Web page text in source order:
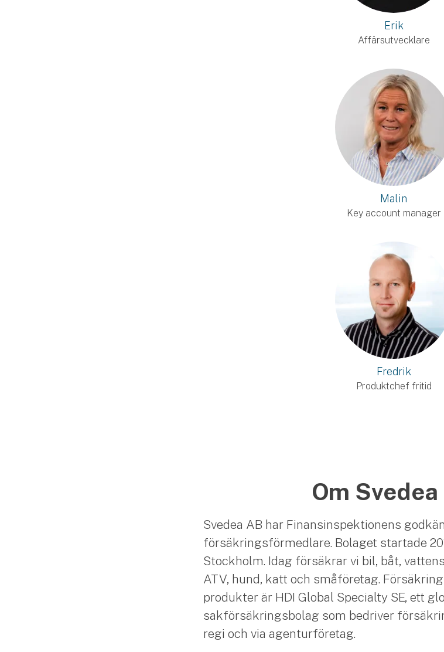
Erik
Affärsutvecklare
Malin
Key account manager
Fredrik
Produktchef fritid
Om Svedea
Svedea AB har Finansinspektionens
försäkringsförmedlare. Bolaget startade
Stockholm. Idag försäkrar vi bil, båt,
ATV, hund, katt och småföretag.
produkter är HDI Global Specialty SE, ett
sakförsäkringsbolag som bedriver
regi och via agenturföretag.